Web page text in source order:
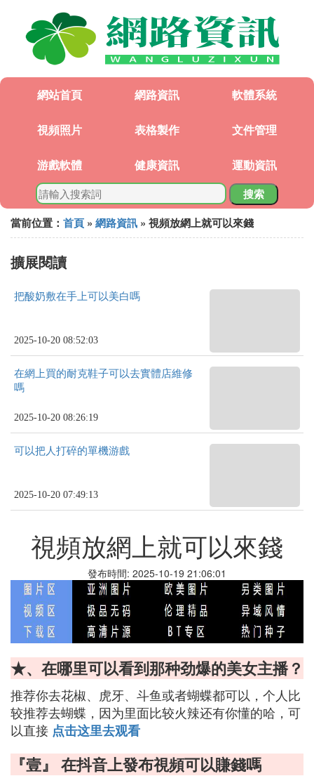
網站首頁 網路資訊 軟體系統
視頻照片 表格製作 文件管理
游戲軟體 健康資訊 運動資訊
搜索
當前位置： 首頁 » 網路資訊 » 視頻放網上就可以來錢
擴展閱讀
把酸奶敷在手上可以美白嗎
2025-10-20 08:52:03
在網上買的耐克鞋子可以去實體店維修
嗎
2025-10-20 08:26:19
可以把人打碎的單機游戲
2025-10-20 07:49:13
視頻放網上就可以來錢
發布時間: 2025-10-19 21:06:01
★、在哪里可以看到那种劲爆的美女主播？
推荐你去花椒、虎牙、斗鱼或者蝴蝶都可以，个人比
较推荐去蝴蝶，因为里面比较火辣还有你懂的哈，可
以直接 点击这里去观看
『壹』 在抖音上發布視頻可以賺錢嗎